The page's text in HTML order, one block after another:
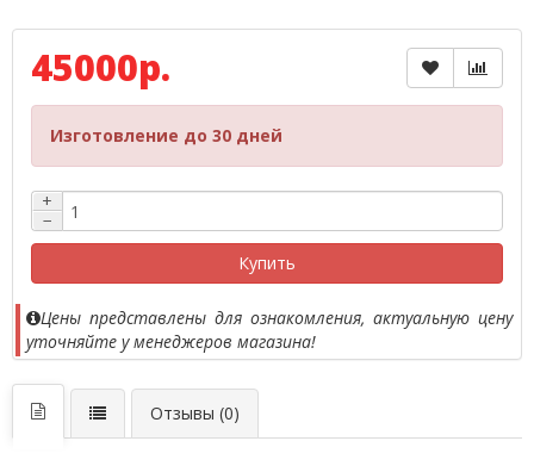
45000р.
Изготовление до 30 дней
+
−
Купить
Цены представлены для ознакомления, актуальную цену
уточняйте у менеджеров магазина!
Отзывы (0)